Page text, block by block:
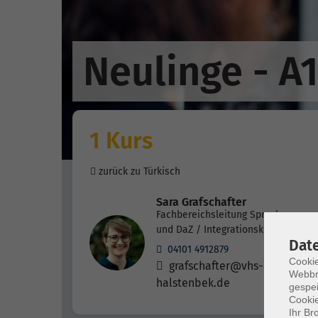
Neulinge - A1
1 Kurs
zurück zu Türkisch
Sara Grafschafter
Fachbereichsleitung Sprachen
und DaZ / Integrationskurse
04101 4912879
grafschafter@vhs-
halstenbek.de
Ihr